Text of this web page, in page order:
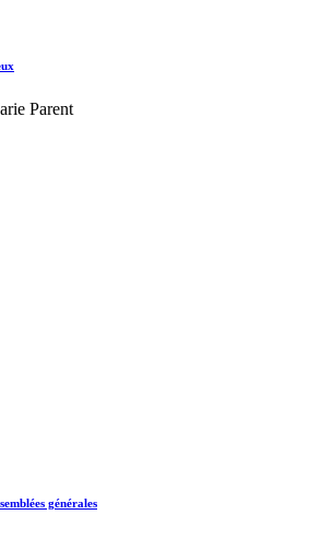
Parent
générales